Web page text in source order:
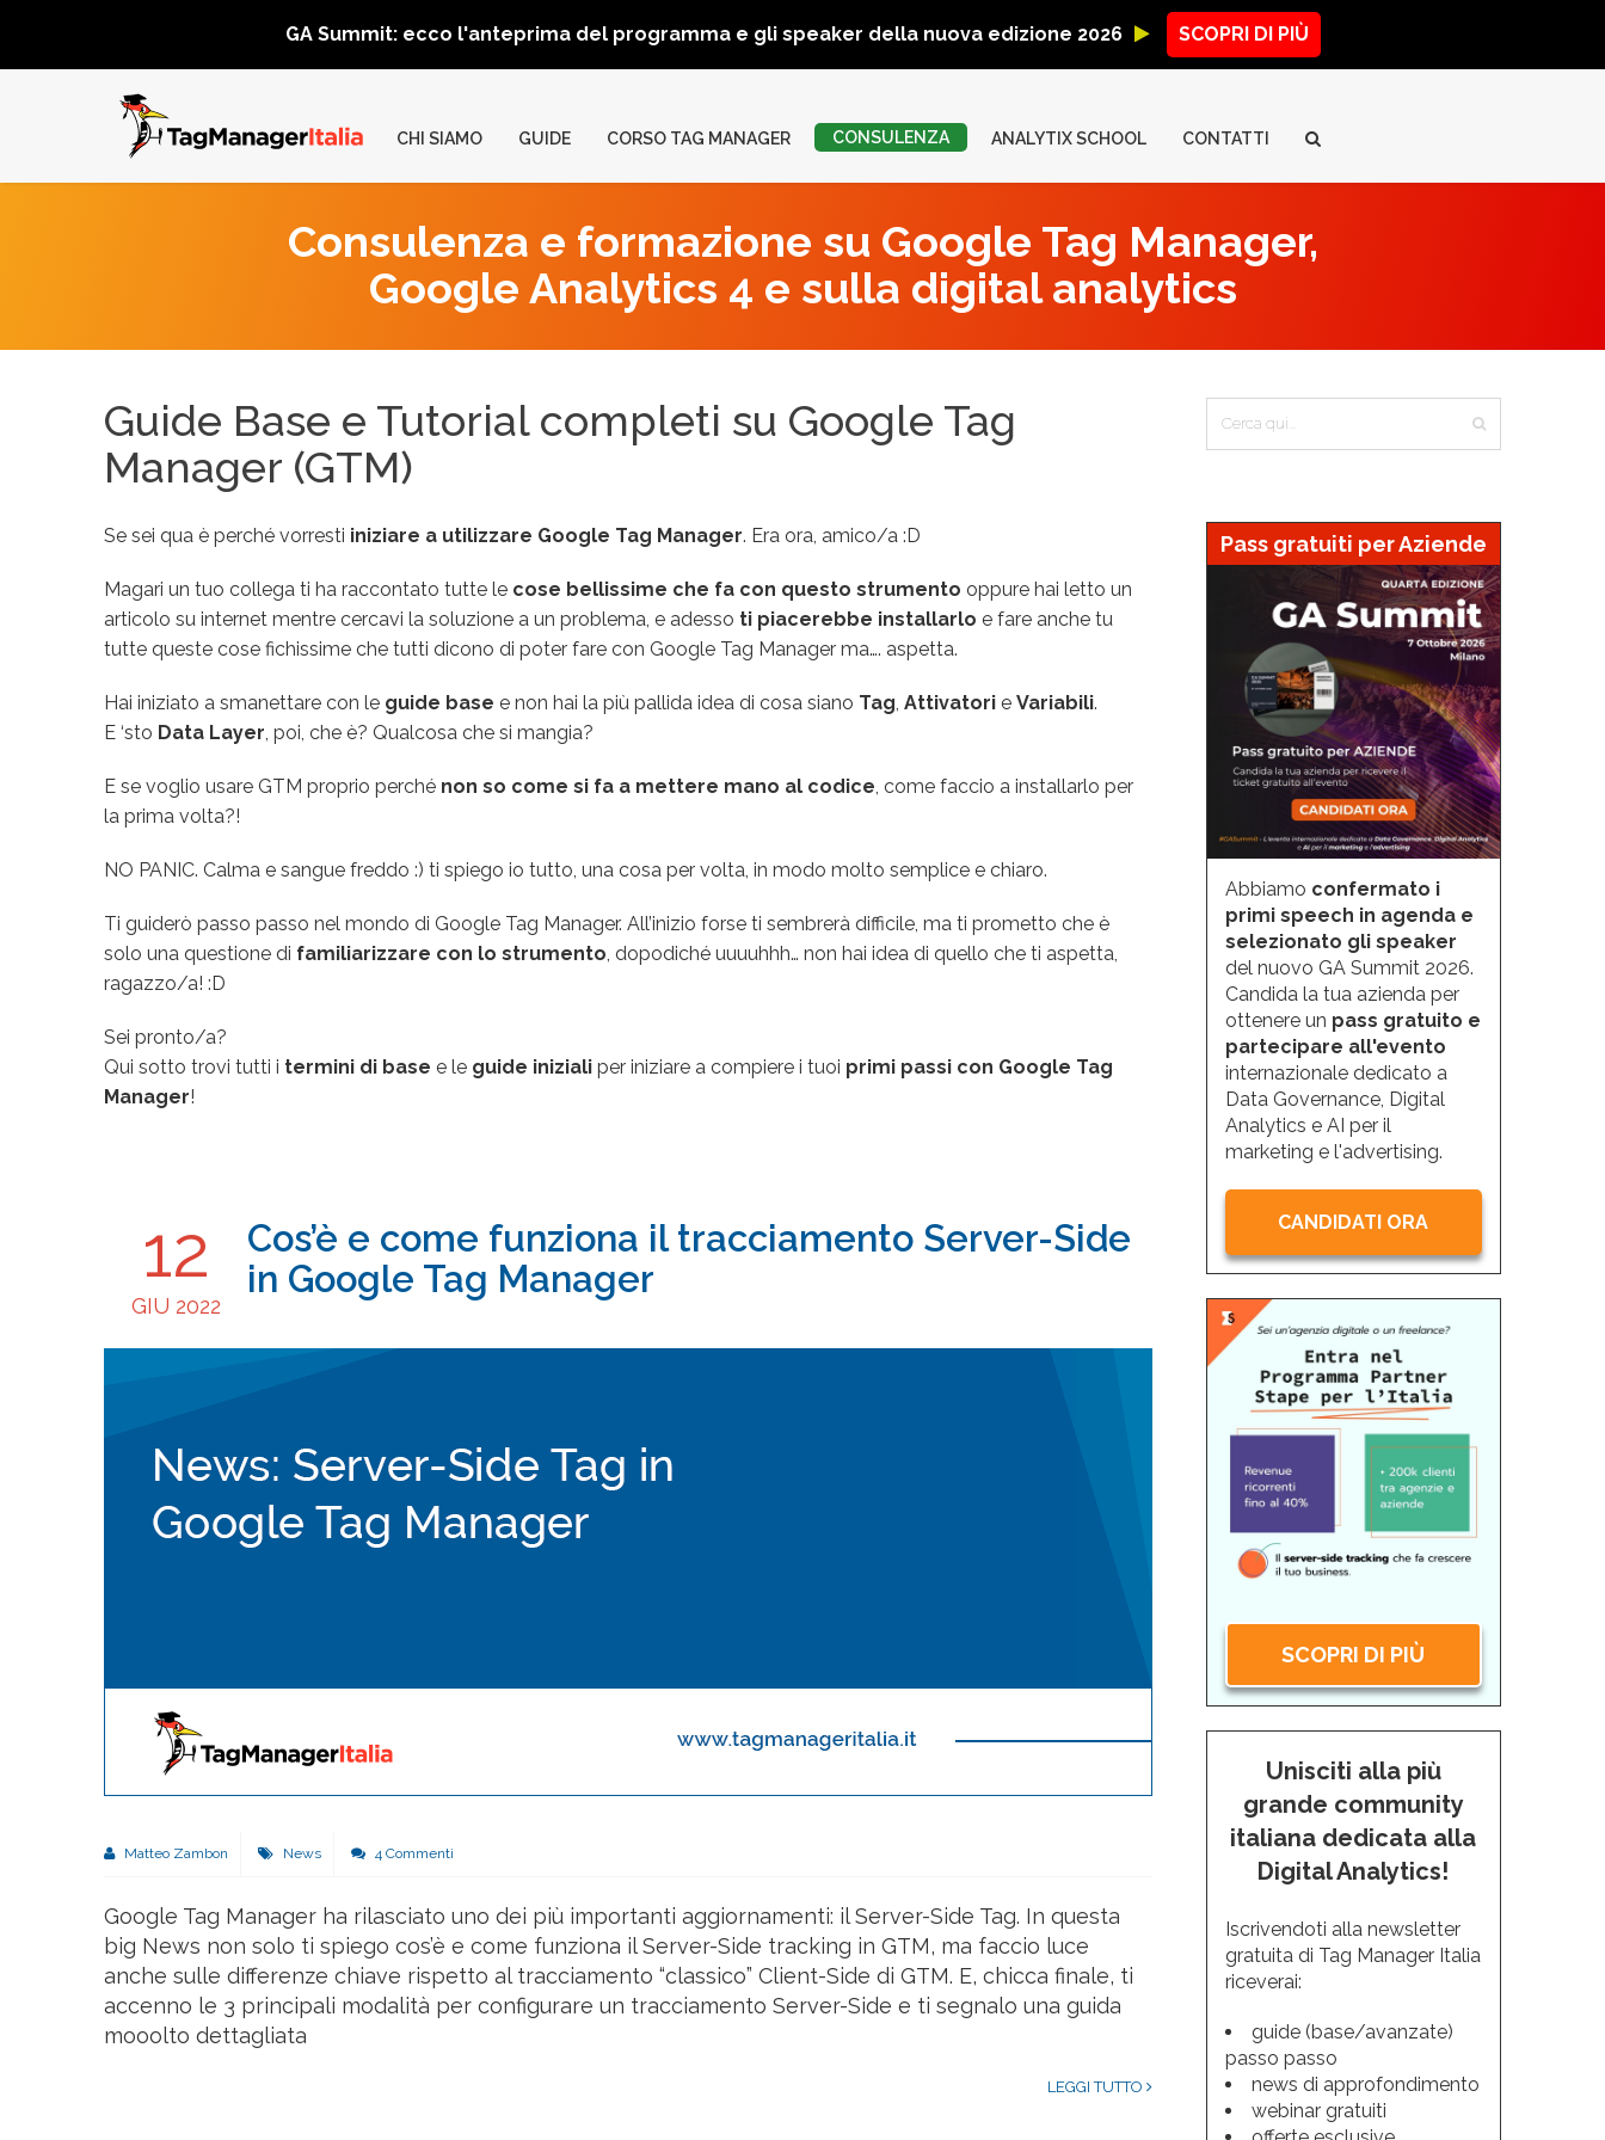
GA Summit: ecco l'anteprima del programma e gli speaker della nuova edizione 2026 SCOPRI DI PIÙ
CHI SIAMO GUIDE CORSO TAG MANAGER CONSULENZA ANALYTIX SCHOOL CONTATTI
Consulenza e formazione su Google Tag Manager,
Google Analytics 4 e sulla digital analytics
Guide Base e Tutorial completi su Google Tag
Manager (GTM)
Se sei qua è perché vorresti iniziare a utilizzare Google Tag Manager. Era ora, amico/a :D
Magari un tuo collega ti ha raccontato tutte le cose bellissime che fa con questo strumento oppure hai letto un
articolo su internet mentre cercavi la soluzione a un problema, e adesso ti piacerebbe installarlo e fare anche tu
tutte queste cose fichissime che tutti dicono di poter fare con Google Tag Manager ma…. aspetta.
Hai iniziato a smanettare con le guide base e non hai la più pallida idea di cosa siano Tag, Attivatori e Variabili.
E ‘sto Data Layer, poi, che è? Qualcosa che si mangia?
E se voglio usare GTM proprio perché non so come si fa a mettere mano al codice, come faccio a installarlo per
la prima volta?!
NO PANIC. Calma e sangue freddo :) ti spiego io tutto, una cosa per volta, in modo molto semplice e chiaro.
Ti guiderò passo passo nel mondo di Google Tag Manager. All’inizio forse ti sembrerà difficile, ma ti prometto che è
solo una questione di familiarizzare con lo strumento, dopodiché uuuuhhh… non hai idea di quello che ti aspetta,
ragazzo/a! :D
Sei pronto/a?
Qui sotto trovi tutti i termini di base e le guide iniziali per iniziare a compiere i tuoi primi passi con Google Tag
Manager!
12
GIU 2022
Cos’è e come funziona il tracciamento Server-Side
in Google Tag Manager
Matteo Zambon News 4 Commenti
Google Tag Manager ha rilasciato uno dei più importanti aggiornamenti: il Server-Side Tag. In questa
big News non solo ti spiego cos’è e come funziona il Server-Side tracking in GTM, ma faccio luce
anche sulle differenze chiave rispetto al tracciamento “classico” Client-Side di GTM. E, chicca finale, ti
accenno le 3 principali modalità per configurare un tracciamento Server-Side e ti segnalo una guida
mooolto dettagliata
LEGGI TUTTO
Pass gratuiti per Aziende
Abbiamo confermato i
primi speech in agenda e
selezionato gli speaker
del nuovo GA Summit 2026.
Candida la tua azienda per
ottenere un pass gratuito e
partecipare all'evento
internazionale dedicato a
Data Governance, Digital
Analytics e AI per il
marketing e l'advertising.
CANDIDATI ORA
SCOPRI DI PIÙ
Unisciti alla più
grande community
italiana dedicata alla
Digital Analytics!
Iscrivendoti alla newsletter
gratuita di Tag Manager Italia
riceverai:
guide (base/avanzate)
passo passo
news di approfondimento
webinar gratuiti